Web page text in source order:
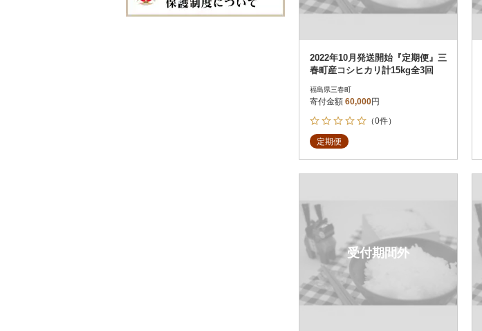
2022年10月発送開始『定期便』三
春町産コシヒカリ計15kg全3回
福島県三春町
寄付金額 60,000円
（0件）
定期便
受付期間外